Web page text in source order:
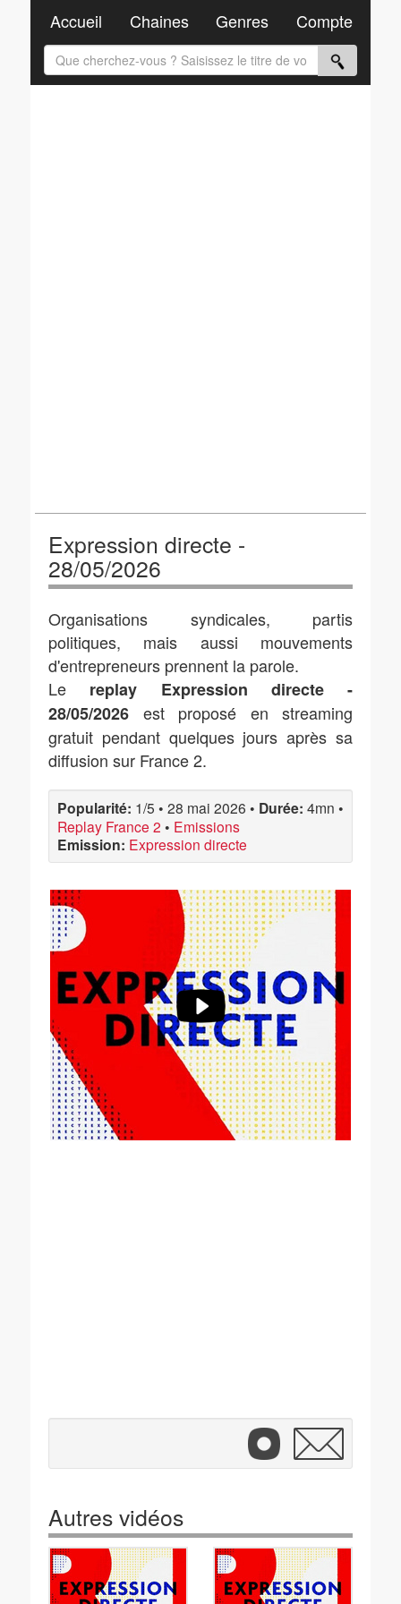
Expression directe -
28/05/2026
Organisations syndicales, partis
politiques, mais aussi mouvements
d'entrepreneurs prennent la parole.
Le replay Expression directe -
28/05/2026 est proposé en streaming
gratuit pendant quelques jours après sa
diffusion sur France 2.
Popularité: 1/5 • 28 mai 2026 • Durée: 4mn •
Replay France 2 • Emissions
Emission: Expression directe
Autres vidéos
Accueil Chaines Genres Compte